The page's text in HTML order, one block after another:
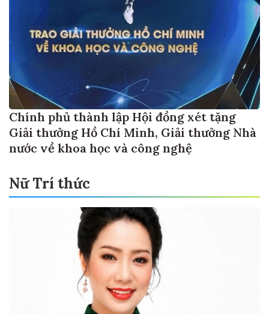
Chính phủ thành lập Hội đồng xét tặng
Giải thưởng Hồ Chí Minh, Giải thưởng Nhà
nước về khoa học và công nghệ
Nữ Trí thức